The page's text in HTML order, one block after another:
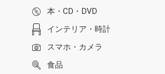
本・CD・DVD
インテリア・時計
スマホ・カメラ
食品